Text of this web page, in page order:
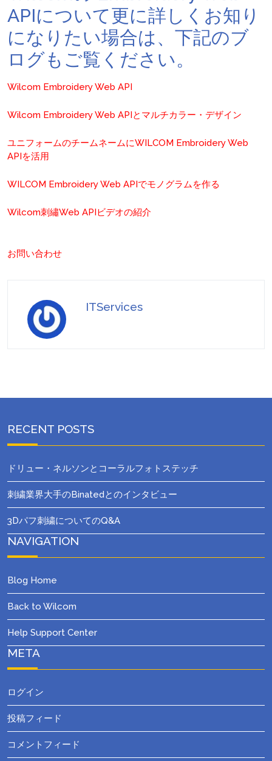
APIについて更に詳しくお知り
になりたい場合は、下記のブ
ログもご覧ください。
Wilcom Embroidery Web API
Wilcom Embroidery Web APIとマルチカラー・デザイン
ユニフォームのチームネームにWILCOM Embroidery Web
APIを活用
WILCOM Embroidery Web APIでモノグラムを作る
Wilcom刺繡Web APIビデオの紹介
お問い合わせ
ITServices
RECENT POSTS
ドリュー・ネルソンとコーラルフォトステッチ
刺繍業界大手のBinatedとのインタビュー
3Dパフ刺繍についてのQ&A
NAVIGATION
Blog Home
Back to Wilcom
Help Support Center
META
ログイン
投稿フィード
コメントフィード